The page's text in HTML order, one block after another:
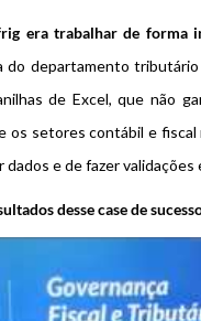
era trabalhar de forma
do departamento
de Excel, que não
os setores contábil e
e de fazer
desse case de